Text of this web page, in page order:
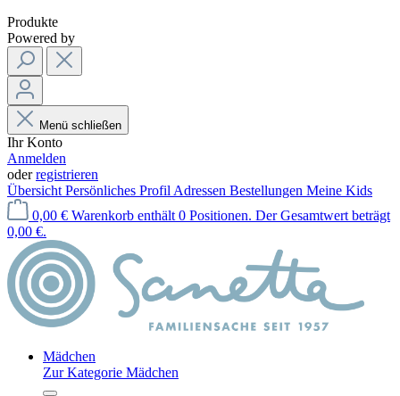
Produkte
Powered by
Menü schließen
Ihr Konto
Anmelden
oderregistrieren
Übersicht Persönliches Profil Adressen Bestellungen Meine Kids
0,00 € Warenkorb enthält 0 Positionen. Der Gesamtwert beträgt
0,00 €.
Mädchen
Zur Kategorie Mädchen